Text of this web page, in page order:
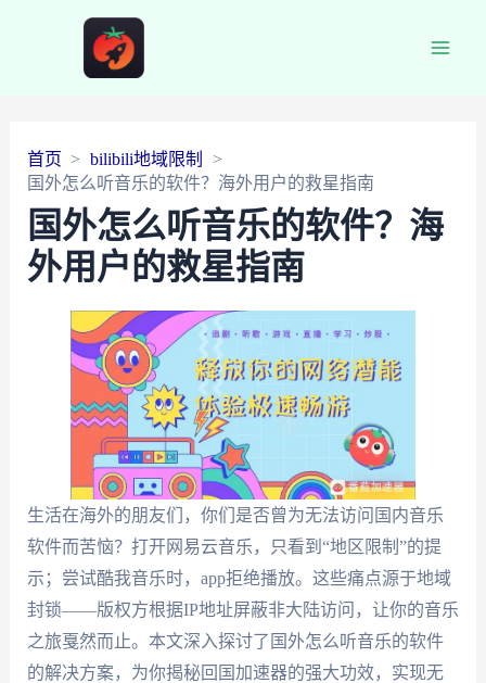
首页
bilibili地域限制
国外怎么听音乐的软件？海外用户的救星指南
国外怎么听音乐的软件？海
外用户的救星指南
生活在海外的朋友们，你们是否曾为无法访问国内音乐
软件而苦恼？打开网易云音乐，只看到“地区限制”的提
示；尝试酷我音乐时，app拒绝播放。这些痛点源于地域
封锁——版权方根据IP地址屏蔽非大陆访问，让你的音乐
之旅戛然而止。本文深入探讨了国外怎么听音乐的软件
的解决方案，为你揭秘回国加速器的强大功效，实现无